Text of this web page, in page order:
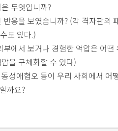
무엇입니까?
응을 보였습니까? (각 격자판의
도 있다.)
에서 보거나 경험한 억압은 어
을 구체화할 수 있다)
성애혐오 등이 우리 사회에서
까요?